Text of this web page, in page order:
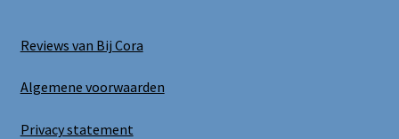
Reviews van Bij Cora
Algemene voorwaarden
Privacy statement